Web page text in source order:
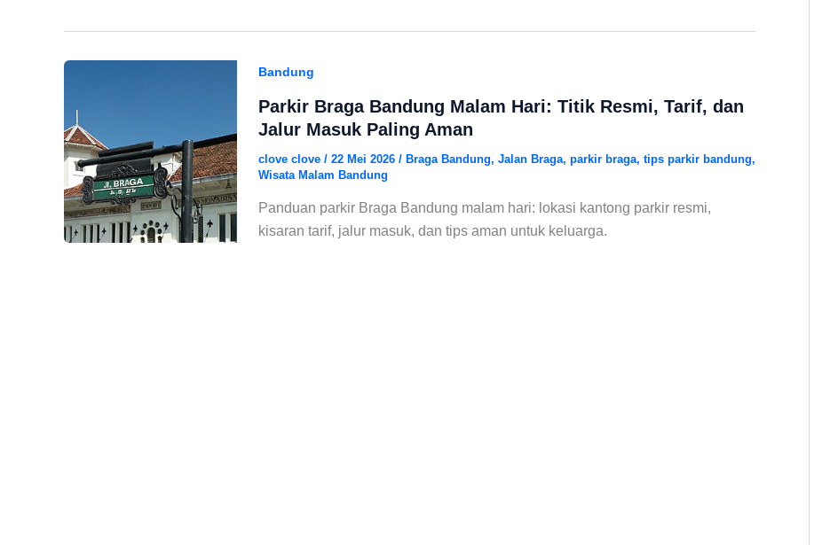
Bandung
Parkir Braga Bandung Malam Hari: Titik Resmi, Tarif, dan
Jalur Masuk Paling Aman
clove clove / 22 Mei 2026 / Braga Bandung, Jalan Braga, parkir braga, tips parkir bandung,
Wisata Malam Bandung
Panduan parkir Braga Bandung malam hari: lokasi kantong parkir resmi,
kisaran tarif, jalur masuk, dan tips aman untuk keluarga.